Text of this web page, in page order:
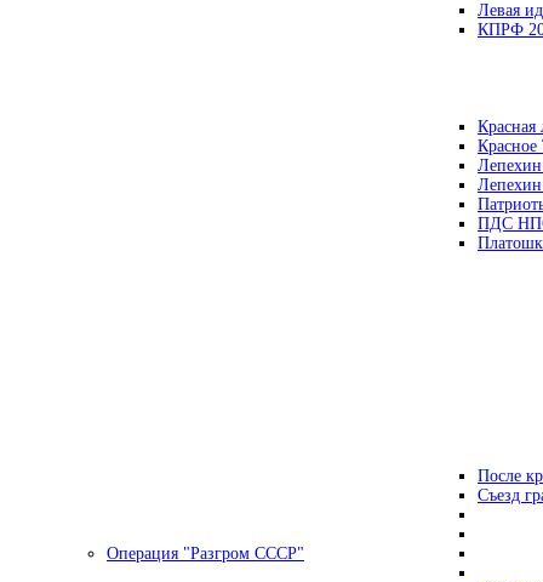
Левая
КПРФ
Красная
ПДС
После
Съезд
Операция "Разгром СССР"